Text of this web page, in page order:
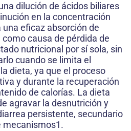
dilución de ácidos biliares
en la concentración
eficaz absorción de
causa de pérdida de
nutricional por sí sola, sin
cuando se limita el
dieta, ya que el proceso
y durante la recuperación
de calorías. La dieta
agravar la desnutrición y
persistente, secundario
mecanismos1.